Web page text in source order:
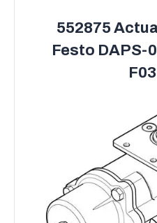
552875
Festo DAPS-